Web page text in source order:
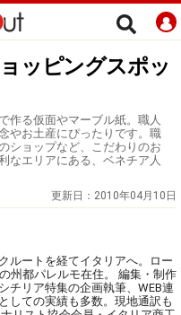
ッピングスポッ
作る仮面やマーブル紙。職人
やお土産にぴったりです。職
ショップなど、こだわりのお
なエリアにある、ベネチア人
更新日： 2010年04月10日
ルートを経てイタリアへ。ロー
州都パレルモ在住。 編集・制作
チリア特集の企画執筆、WEB連
しての実績も多数。現地通訳も